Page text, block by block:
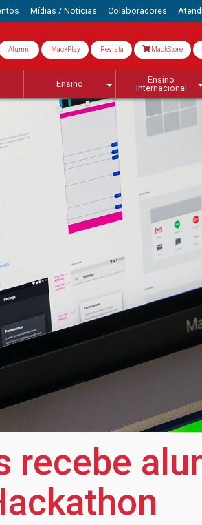
Mídias / Notícias Colaboradores
Alumni MackPlay Revista MackStore
Ensino
Ensino
Internacional